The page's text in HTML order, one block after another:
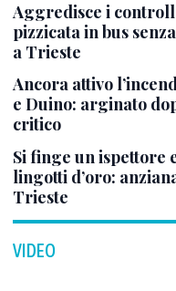
Aggredisce i
pizzicata in bus
a Trieste
Ancora attivo
e Duino: arginato
critico
Si finge un ispettore
lingotti d’oro:
Trieste
VIDEO